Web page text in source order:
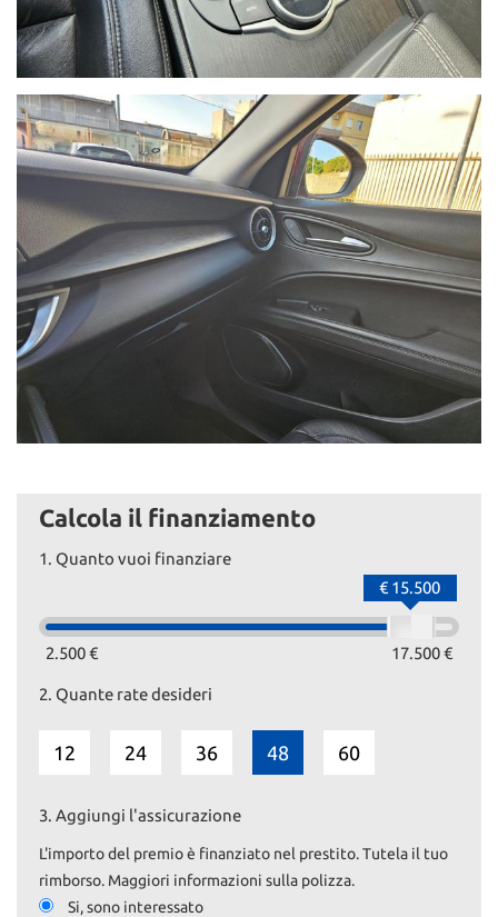
Calcola il finanziamento
1. Quanto vuoi finanziare
2.500 € 17.500 €
€ 15.500
2. Quante rate desideri
12 24 36 48 60
3. Aggiungi l'assicurazione
L'importo del premio è finanziato nel prestito. Tutela il tuo
rimborso. Maggiori informazioni sulla polizza.
Si, sono interessato